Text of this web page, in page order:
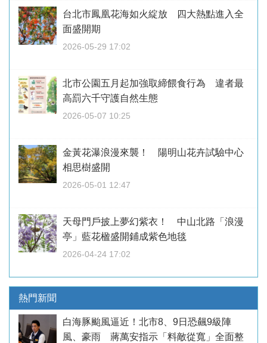
台北市鳳凰花海如火綻放 四大熱點進入全
面盛開期
2026-05-29 17:02
北市公園五月起加強取締餵食行為 違者最
高罰六千守護自然生態
2026-05-07 10:25
金黃花瀑浪漫來襲！ 陽明山花卉試驗中心
相思樹盛開
2026-05-01 12:47
天母門戶披上夢幻紫衣！ 中山北路「浪漫
亭」藍花楹盛開鋪成紫色地毯
2026-04-24 17:02
熱門新聞
白海豚颱風逼近！北市8、9日恐飆9級陣
風、豪雨 蔣萬安指示「料敵從寬」全面整